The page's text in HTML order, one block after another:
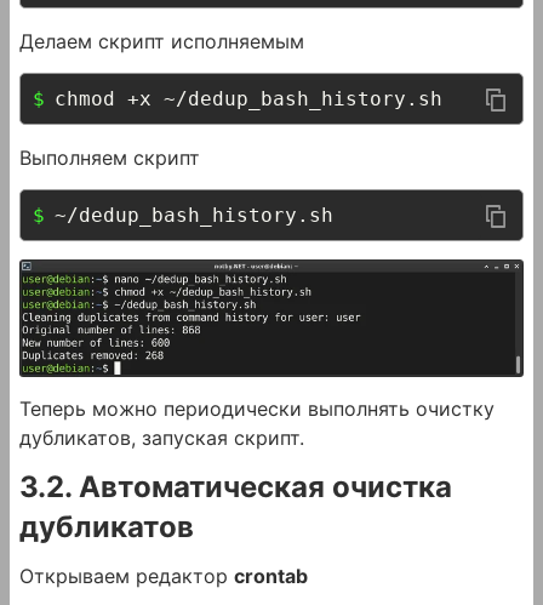
Делаем скрипт исполняемым
chmod +x ~/dedup_bash_history.sh
Выполняем скрипт
~/dedup_bash_history.sh
Теперь можно периодически выполнять очистку
дубликатов, запуская скрипт.
3.2. Автоматическая очистка
дубликатов
Открываем редактор crontab